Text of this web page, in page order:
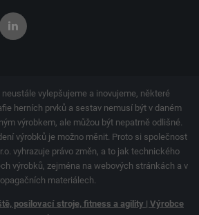
vylepšujeme a inovujeme, některé
herních prvků a sestav nemusí být v daném
výrobkem, ale můžou být nepatrně odlišné.
výrobků je možno měnit. Proto si společnost
vyhrazuje právo změn, a to jak technického
výrobků, zejména na webových stránkách a v
materiálech.
posilovací stroje, fitness a agility | Výrobce